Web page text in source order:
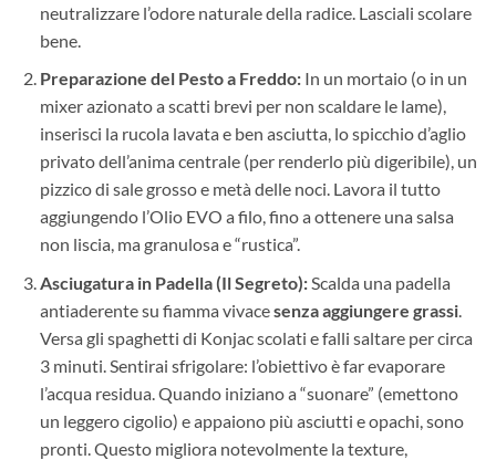
neutralizzare l’odore naturale della radice. Lasciali scolare
bene.
Preparazione del Pesto a Freddo:In un mortaio (o in un
mixer azionato a scatti brevi per non scaldare le lame),
inserisci la rucola lavata e ben asciutta, lo spicchio d’aglio
privato dell’anima centrale (per renderlo più digeribile), un
pizzico di sale grosso e metà delle noci. Lavora il tutto
aggiungendo l’Olio EVO a filo, fino a ottenere una salsa
non liscia, ma granulosa e “rustica”.
Asciugatura in Padella (Il Segreto):Scalda una padella
antiaderente su fiamma vivacesenza aggiungere grassi.
Versa gli spaghetti di Konjac scolati e falli saltare per circa
3 minuti. Sentirai sfrigolare: l’obiettivo è far evaporare
l’acqua residua. Quando iniziano a “suonare” (emettono
un leggero cigolio) e appaiono più asciutti e opachi, sono
pronti. Questo migliora notevolmente la texture,